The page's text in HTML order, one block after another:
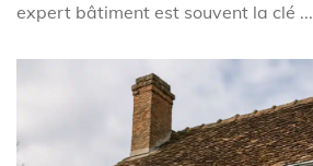
expert bâtiment est souvent la clé ...